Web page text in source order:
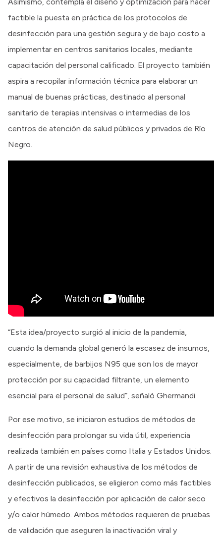
Asimismo, contempla el diseño y optimización para hacer
factible la puesta en práctica de los protocolos de
desinfección para una gestión segura y de bajo costo a
implementar en centros sanitarios locales, mediante
capacitación del personal calificado. El proyecto también
aspira a recopilar información técnica para elaborar un
manual de buenas prácticas, destinado al personal
sanitario de terapias intensivas o intermedias de los
centros de atención de salud públicos y privados de Río
Negro.
“Esta idea/proyecto surgió al inicio de la pandemia,
cuando la demanda global generó la escasez de insumos,
especialmente, de barbijos N95 que son los de mayor
protección por su capacidad filtrante, un elemento
esencial para el personal de salud”, señaló Ghermandi.
Por ese motivo, se iniciaron estudios de métodos de
desinfección para prolongar su vida útil, experiencia
realizada también en países como Italia y Estados Unidos.
A partir de una revisión exhaustiva de los métodos de
desinfección publicados, se eligieron como más factibles
y efectivos la desinfección por aplicación de calor seco
y/o calor húmedo. Ambos métodos requieren de pruebas
de validación que aseguren la inactivación viral y